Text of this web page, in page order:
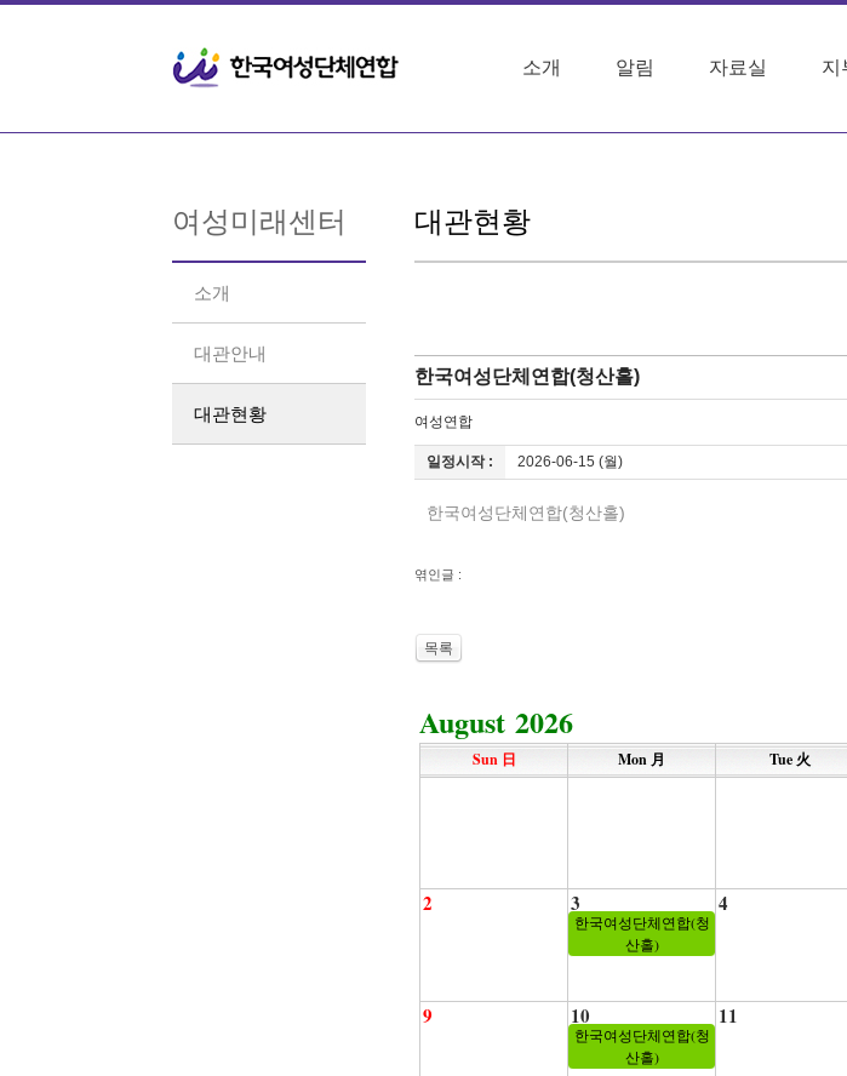
소개 알림 자료실 지
여성미래센터
소개
대관안내
대관현황
대관현황
한국여성단체연합(청산홀)
여성연합
일정시작 : 2026-06-15 (월)
한국여성단체연합(청산홀)
엮인글 :
목록
August 2026
Sun 日 Mon 月 Tue 火
2 3
한국여성단체연합(청
산홀)
4
9 10
한국여성단체연합(청
산홀)
11